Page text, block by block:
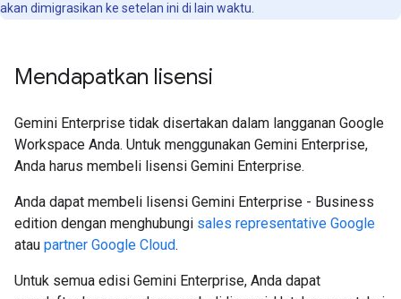
akan dimigrasikan ke setelan ini di lain waktu.
Mendapatkan lisensi
Gemini Enterprise tidak disertakan dalam langganan Google
Workspace Anda. Untuk menggunakan Gemini Enterprise,
Anda harus membeli lisensi Gemini Enterprise.
Anda dapat membeli lisensi Gemini Enterprise - Business
edition dengan menghubungi sales representative Google
atau partner Google Cloud.
Untuk semua edisi Gemini Enterprise, Anda dapat